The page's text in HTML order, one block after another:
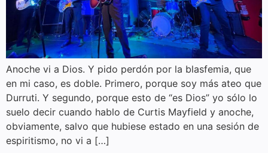
Anoche vi a Dios. Y pido perdón por la blasfemia, que
en mi caso, es doble. Primero, porque soy más ateo que
Durruti. Y segundo, porque esto de “es Dios” yo sólo lo
suelo decir cuando hablo de Curtis Mayfield y anoche,
obviamente, salvo que hubiese estado en una sesión de
espiritismo, no vi a […]